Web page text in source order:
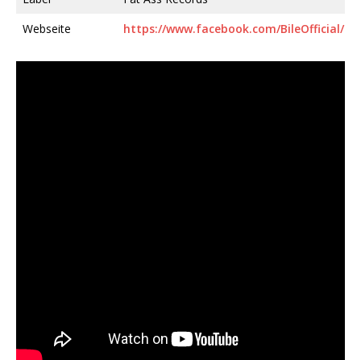
Webseite
https://www.facebook.com/BileOfficial/